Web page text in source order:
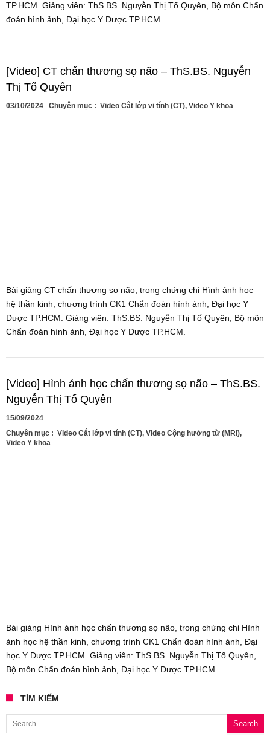
TP.HCM. Giảng viên: ThS.BS. Nguyễn Thị Tố Quyên, Bộ môn Chẩn
đoán hình ảnh, Đại học Y Dược TP.HCM.
[Video] CT chấn thương sọ não – ThS.BS. Nguyễn
Thị Tố Quyên
03/10/2024 Chuyên mục : Video Cắt lớp vi tính (CT), Video Y khoa
Bài giảng CT chấn thương sọ não, trong chứng chỉ Hình ảnh học
hệ thần kinh, chương trình CK1 Chẩn đoán hình ảnh, Đại học Y
Dược TP.HCM. Giảng viên: ThS.BS. Nguyễn Thị Tố Quyên, Bộ môn
Chẩn đoán hình ảnh, Đại học Y Dược TP.HCM.
[Video] Hình ảnh học chấn thương sọ não – ThS.BS.
Nguyễn Thị Tố Quyên
15/09/2024
Chuyên mục : Video Cắt lớp vi tính (CT), Video Cộng hưởng từ (MRI),
Video Y khoa
Bài giảng Hình ảnh học chấn thương sọ não, trong chứng chỉ Hình
ảnh học hệ thần kinh, chương trình CK1 Chẩn đoán hình ảnh, Đại
học Y Dược TP.HCM. Giảng viên: ThS.BS. Nguyễn Thị Tố Quyên,
Bộ môn Chẩn đoán hình ảnh, Đại học Y Dược TP.HCM.
TÌM KIẾM
Search for: